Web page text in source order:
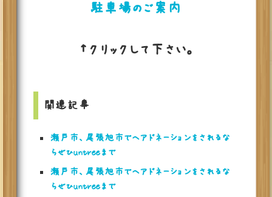
駐車場のご案内
↑クリックして下さい。
関連記事
瀬戸市、尾張旭市でヘアドネーションをされるな
らぜひuntreeまで
瀬戸市、尾張旭市でヘアドネーションをされるな
らぜひuntreeまで